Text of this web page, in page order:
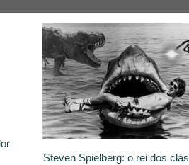
Steven Spielberg: o rei dos